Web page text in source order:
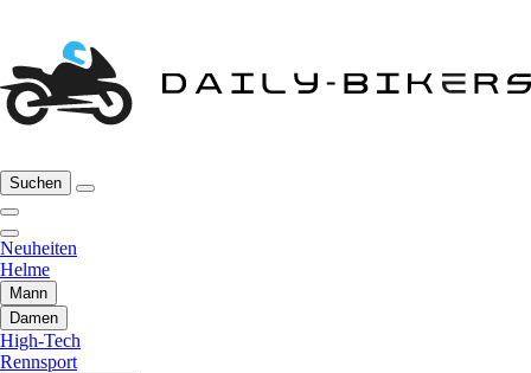
Suchen
Neuheiten
Helme
Mann
Damen
High-Tech
Rennsport